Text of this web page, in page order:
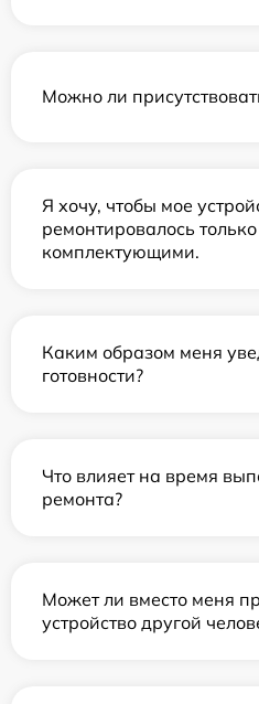
Можно ли
Я хочу, чтобы мое
ремонтировалось
комплектующими.
Каким образом меня
готовности?
Что влияет на время
ремонта?
Может ли вместо меня
устройство другой